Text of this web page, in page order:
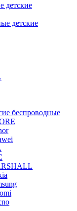
детские
детские
беспроводные